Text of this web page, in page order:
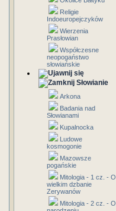
Religie
Indoeuropejczyków
Wierzenia
Prasłowian
Współczesne
neopogaństwo
słowiańskie
Słowianie
Arkona
Badania nad
Słowianami
Kupalnocka
Ludowe
kosmogonie
Mazowsze
pogańskie
Mitologia - 1 cz. - O
wielkim dzbanie
Zerywanów
Mitologia - 2 cz. - O